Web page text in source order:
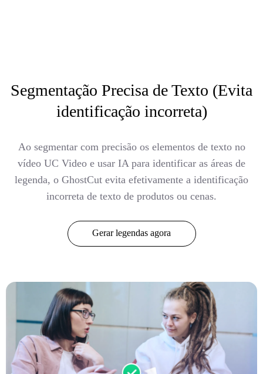
Segmentação Precisa de Texto (Evita
identificação incorreta)
Ao segmentar com precisão os elementos de texto no
vídeo UC Video e usar IA para identificar as áreas de
legenda, o GhostCut evita efetivamente a identificação
incorreta de texto de produtos ou cenas.
Gerar legendas agora